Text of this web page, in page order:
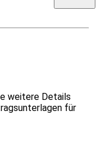
weitere Details
für